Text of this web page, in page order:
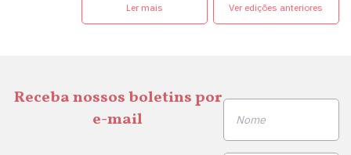
Ler mais Ver edições anteriores
Receba nossos boletins por
e-mail